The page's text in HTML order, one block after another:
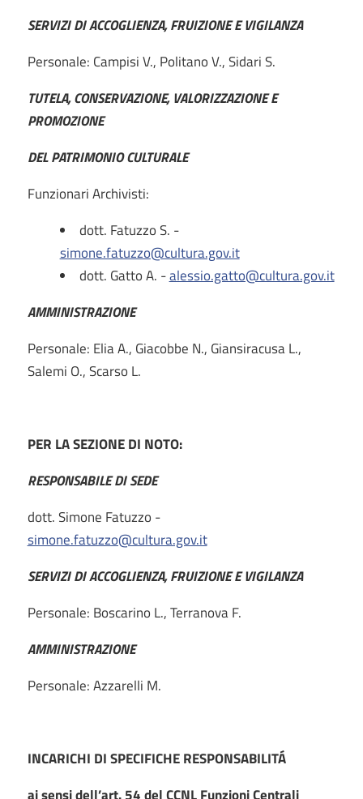
SERVIZI DI ACCOGLIENZA, FRUIZIONE E VIGILANZA
Personale: Campisi V., Politano V., Sidari S.
TUTELA, CONSERVAZIONE, VALORIZZAZIONE E
PROMOZIONE
DEL PATRIMONIO CULTURALE
Funzionari Archivisti:
dott. Fatuzzo S. -
simone.fatuzzo@cultura.gov.it
dott. Gatto A. -alessio.gatto@cultura.gov.it
AMMINISTRAZIONE
Personale: Elia A., Giacobbe N., Giansiracusa L.,
Salemi O., Scarso L.
PER LA SEZIONE DI NOTO:
RESPONSABILE DI SEDE
dott. Simone Fatuzzo -
simone.fatuzzo@cultura.gov.it
SERVIZI DI ACCOGLIENZA, FRUIZIONE E VIGILANZA
Personale: Boscarino L., Terranova F.
AMMINISTRAZIONE
Personale: Azzarelli M.
INCARICHI DI SPECIFICHE RESPONSABILITÁ